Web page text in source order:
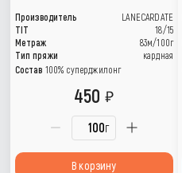
Производитель
LANECARDATE
TIT
18/15
Метраж
83м/100г
Тип пряжи
кардная
Состав 100% суперджилонг
г
450
В корзину